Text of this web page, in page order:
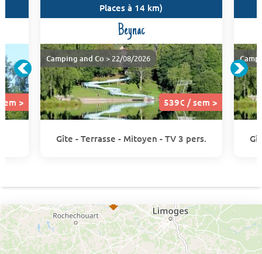
>
Places à 14 km)
Beynac
539€ / sem >
Camping and Co> 22/08/2026
Gîte - Terrasse - Mitoyen - TV 3 pers.